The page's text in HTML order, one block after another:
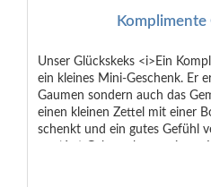
Komplimente
Unser Glückskeks <i>Ein
ein kleines Mini-Geschenk. Er
Gaumen sondern auch das
einen kleinen Zettel mit einer
schenkt und ein gutes Gefühl